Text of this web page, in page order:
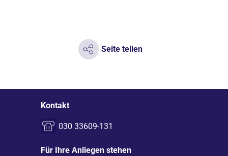
Seite teilen
Kontakt
030 33609-131
Für Ihre Anliegen stehen